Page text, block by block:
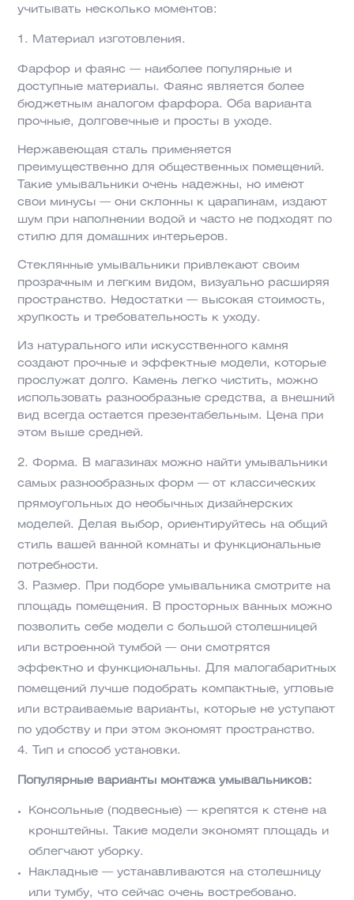
учитывать несколько моментов:
Материал изготовления.
Фарфор и фаянс — наиболее популярные и
доступные материалы. Фаянс является более
бюджетным аналогом фарфора. Оба варианта
прочные, долговечные и просты в уходе.
Нержавеющая сталь применяется
преимущественно для общественных помещений.
Такие умывальники очень надежны, но имеют
свои минусы — они склонны к царапинам, издают
шум при наполнении водой и часто не подходят по
стилю для домашних интерьеров.
Стеклянные умывальники привлекают своим
прозрачным и легким видом, визуально расширяя
пространство. Недостатки — высокая стоимость,
хрупкость и требовательность к уходу.
Из натурального или искусственного камня
создают прочные и эффектные модели, которые
прослужат долго. Камень легко чистить, можно
использовать разнообразные средства, а внешний
вид всегда остается презентабельным. Цена при
этом выше средней.
Форма. В магазинах можно найти умывальники
самых разнообразных форм — от классических
прямоугольных до необычных дизайнерских
моделей. Делая выбор, ориентируйтесь на общий
стиль вашей ванной комнаты и функциональные
потребности.
Размер. При подборе умывальника смотрите на
площадь помещения. В просторных ванных можно
позволить себе модели с большой столешницей
или встроенной тумбой — они смотрятся
эффектно и функциональны. Для малогабаритных
помещений лучше подобрать компактные, угловые
или встраиваемые варианты, которые не уступают
по удобству и при этом экономят пространство.
Тип и способ установки.
Популярные варианты монтажа умывальников:
Консольные (подвесные) — крепятся к стене на
кронштейны. Такие модели экономят площадь и
облегчают уборку.
Накладные — устанавливаются на столешницу
или тумбу, что сейчас очень востребовано.